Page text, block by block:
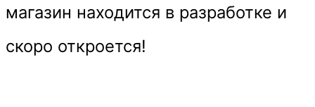
магазин находится в разработке и
скоро откроется!